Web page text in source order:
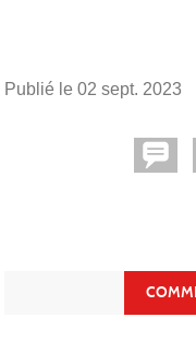
Publié le 02 sept. 2023